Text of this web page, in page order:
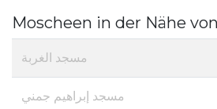
Moscheen in der Nähe
مسجد الغربة
مسجد إبراهيم جمني